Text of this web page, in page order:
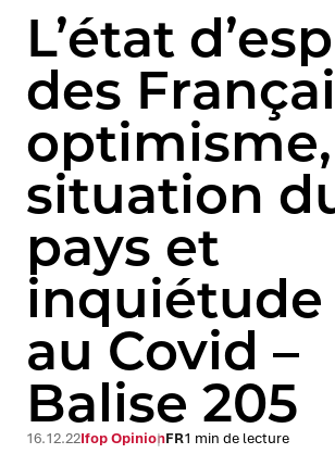
submenu
submenu
L’état
des
optimisme,
situation
pays et
inquiétude
au Covid –
Balise 205
16.12.22Ifop OpinionFR1 min de lecture